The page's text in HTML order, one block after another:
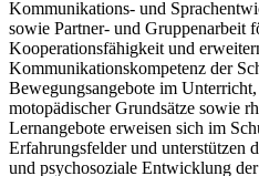
Kommunikations- und
sowie Partner- und Gruppenarbeit
Kooperationsfähigkeit und
Kommunikationskompetenz der
Bewegungsangebote im
motopädischer Grundsätze sowie
Lernangebote erweisen sich im
Erfahrungsfelder und unterstützen
und psychosoziale Entwicklung